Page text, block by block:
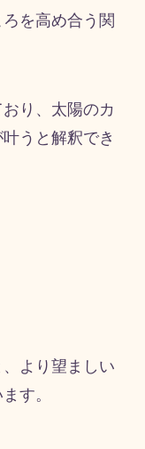
を高め合う関
り、太陽のカ
うと解釈でき
より望ましい
す。